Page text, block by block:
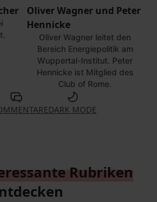
Oliver Wagner und Peter
Hennicke
Oliver Wagner leitet den
Bereich Energiepolitik am
Wuppertal-Institut. Peter
Hennicke ist Mitglied des
Club of Rome.
DARK MODE
Rubriken